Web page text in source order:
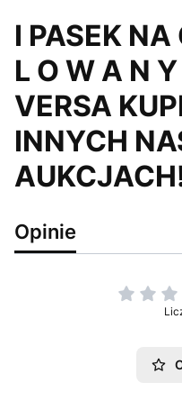
I PASEK NA
L O W A N
VERSA
INNYCH
Opinie